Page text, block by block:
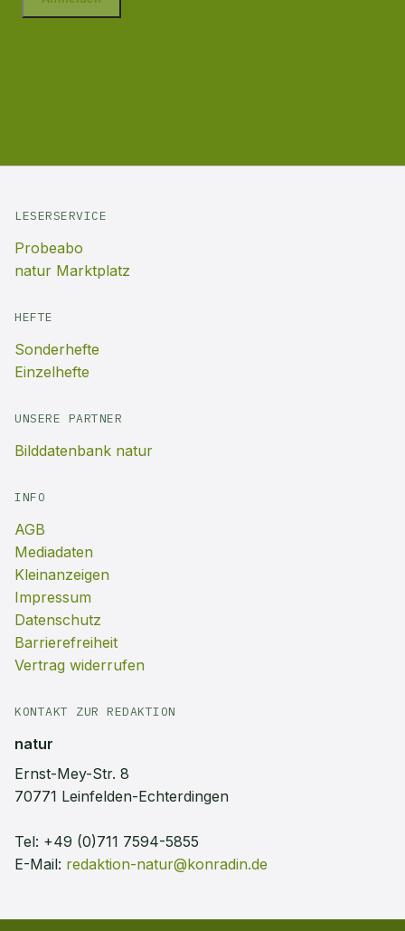
LESERSERVICE
Probeabo
natur Marktplatz
HEFTE
Sonderhefte
Einzelhefte
UNSERE PARTNER
Bilddatenbank natur
INFO
AGB
Mediadaten
Kleinanzeigen
Impressum
Datenschutz
Barrierefreiheit
Vertrag widerrufen
KONTAKT ZUR REDAKTION
natur
Ernst-Mey-Str. 8
70771 Leinfelden-Echterdingen
Tel: +49 (0)711 7594-5855
E-Mail: redaktion-natur@konradin.de